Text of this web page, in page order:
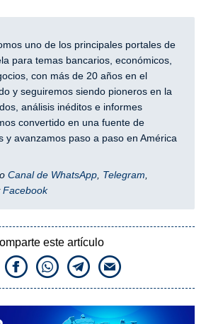
uno de los principales portales de
para temas bancarios, económicos,
con más de 20 años en el
y seguiremos siendo pioneros en la
análisis inéditos e informes
convertido en una fuente de
y avanzamos paso a paso en América
Canal de WhatsApp Telegram
Facebook
este artículo